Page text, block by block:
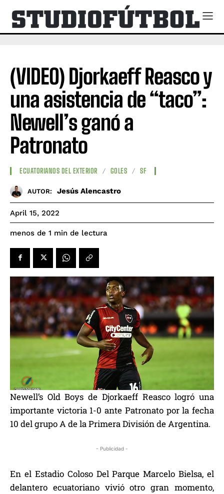
(VIDEO) Djorkaeff Reasco y
una asistencia de “taco”:
Newell’s ganó a
Patronato
ECUATORIANOS DEL EXTERIOR GOLES SF
AUTOR: Jesús Alencastro
April 15, 2022
menos de 1 min de lectura
Newell’s Old Boys de Djorkaeff Reasco logró una
importante victoria 1-0 ante Patronato por la fecha
10 del grupo A de la Primera División de Argentina.
- Publicidad -
En el Estadio Coloso Del Parque Marcelo Bielsa, el
delantero ecuatoriano vivió otro gran momento,